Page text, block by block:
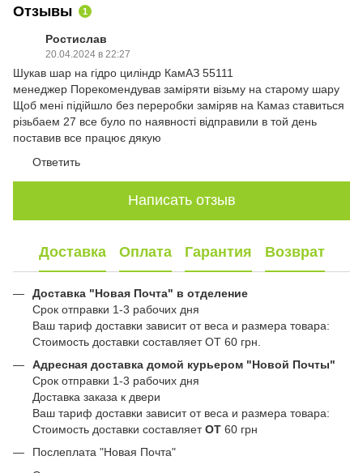
Отзывы 1
Ростислав
20.04.2024 в 22:27
Шукав шар на гідро циліндр КамАЗ 55111
менеджер Порекомендував заміряти візьму на старому шару
Щоб мені підійшло без переробки заміряв на Камаз ставиться
різьбаем 27 все було по наявності відправили в той день
поставив все працює дякую
Ответить
Написать отзыв
Доставка Оплата Гарантия Возврат
Доставка "Новая Почта" в отделение
Срок отправки 1-3 рабочих дня
Ваш тариф доставки зависит от веса и размера товара:
Стоимость доставки составляет ОТ 60 грн.
Адресная доставка домой курьером "Новой Почты"
Срок отправки 1-3 рабочих дня
Доставка заказа к двери
Ваш тариф доставки зависит от веса и размера товара:
Стоимость доставки составляетОТ 60 грн
Послеплата "Новая Почта"